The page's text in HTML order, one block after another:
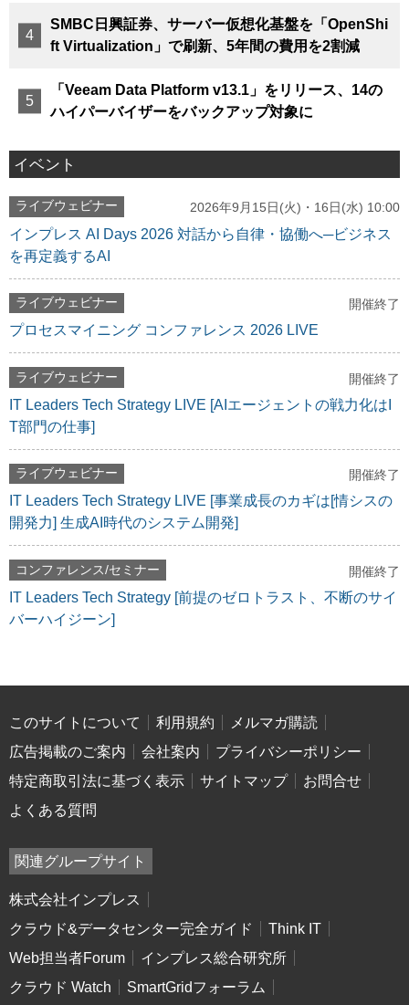
SMBC日興証券、サーバー仮想化基盤を「OpenShi
ft Virtualization」で刷新、5年間の費用を2割減
「Veeam Data Platform v13.1」をリリース、14の
ハイパーバイザーをバックアップ対象に
イベント
ライブウェビナー 2026年9月15日(火)・16日(水) 10:00
インプレス AI Days 2026 対話から自律・協働へ─ビジネス
を再定義するAI
ライブウェビナー 開催終了
プロセスマイニング コンファレンス 2026 LIVE
ライブウェビナー 開催終了
IT Leaders Tech Strategy LIVE [AIエージェントの戦力化はI
T部門の仕事]
ライブウェビナー 開催終了
IT Leaders Tech Strategy LIVE [事業成長のカギは[情シスの
開発力] 生成AI時代のシステム開発]
コンファレンス/セミナー 開催終了
IT Leaders Tech Strategy [前提のゼロトラスト、不断のサイ
バーハイジーン]
このサイトについて 利用規約
メルマガ購読
広告掲載のご案内
会社案内
プライバシーポリシー
特定商取引法に基づく表示
サイトマップ
お問合せ
よくある質問
関連グループサイト
株式会社インプレス
クラウド&データセンター完全ガイド
Think IT
Web担当者Forum
インプレス総合研究所
クラウド Watch
SmartGridフォーラム